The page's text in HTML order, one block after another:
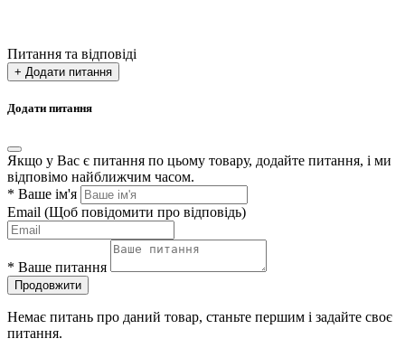
Питання та відповіді
+ Додати питання
Додати питання
Якщо у Вас є питання по цьому товару, додайте питання, і ми
відповімо найближчим часом.
* Ваше ім'я
Email (Щоб повідомити про відповідь)
* Ваше питання
Продовжити
Немає питань про даний товар, станьте першим і задайте своє
питання.